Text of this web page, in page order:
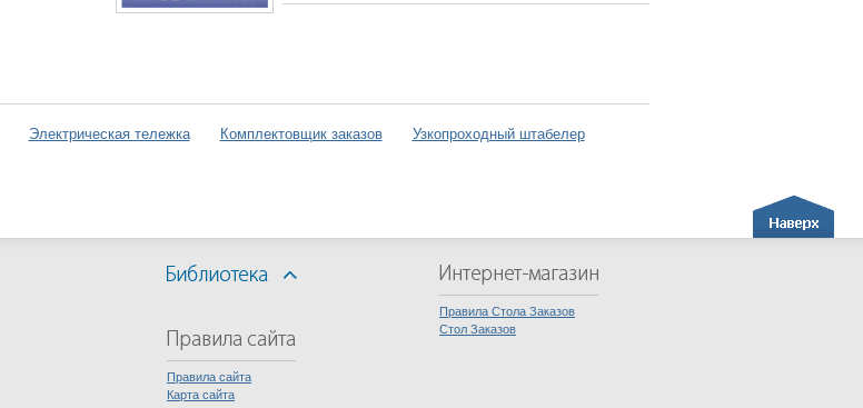
Электрическая тележка Комплектовщик заказов Узкопроходный штабелер
Правила Стола Заказов
Стол Заказов
Правила сайта
Карта сайта